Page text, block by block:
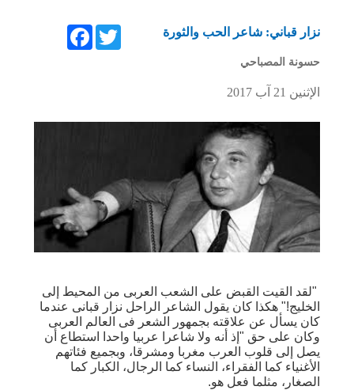
FacebookTwitter نزار قباني: شاعر الحب والثورة
حسونة المصباحي
الإثنين 21 آب 2017
"لقد القيت القبض على الشعب العربى من المحيط إلى
الخليج!" هكذا كان يقول الشاعر الراحل نزار قبانى عندما
كان يسأل عن علاقته بجمهور الشعر فى العالم العربى
وكان على حق "إذ أنه ولا شاعرا عربيا واحدا استطاع أن
يصل إلى قلوب العرب مغربا ومشرقا، وبجميع فئاتهم
الأغنياء كما الفقراء، النساء كما الرجال، الكبار كما
الصغار، مثلما فعل هو.